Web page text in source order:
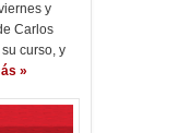
y
Carlos
curso, y
»